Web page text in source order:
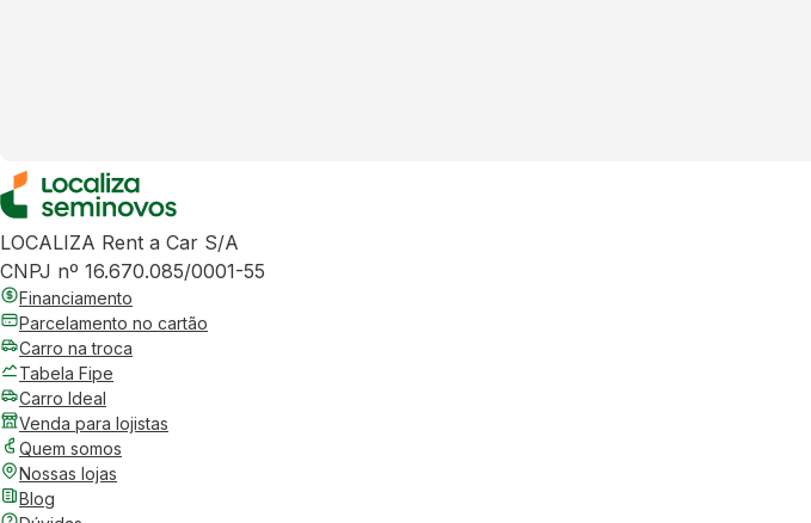
LOCALIZA Rent a Car S/A
CNPJ nº 16.670.085/0001-55
Financiamento
Parcelamento no cartão
Carro na troca
Tabela Fipe
Carro Ideal
Venda para lojistas
Quem somos
Nossas lojas
Blog